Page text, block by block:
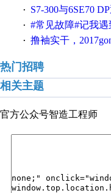
· S7-300与6SE70 DP通信，
· #常见故障#记我遇到的施
· 撸袖实干，2017gongkong®第二届
热门招聘
相关主题
官方公众号智造工程师